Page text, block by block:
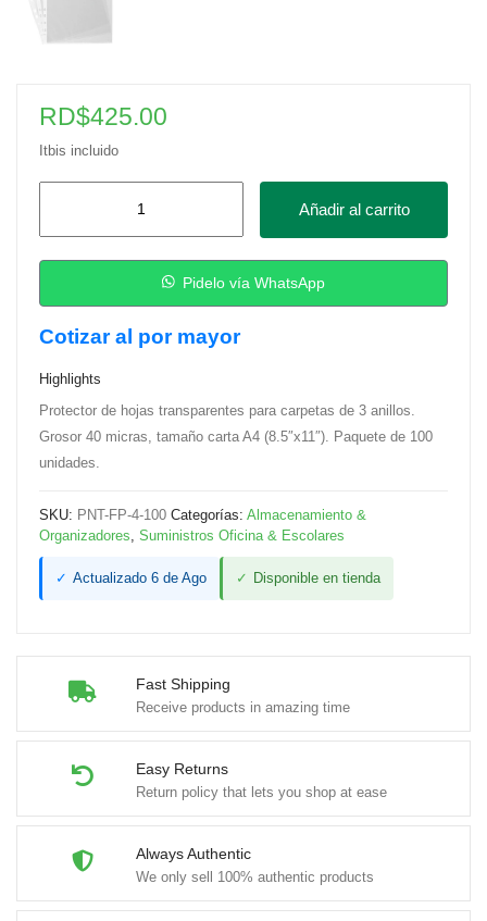
Fast Shipping
Receive products in amazing time
Easy Returns
Return policy that lets you shop at ease
Always Authentic
We only sell 100% authentic products
RD$425.00
Itbis incluido
Micra,
100
cantidad
Añadir al carrito
Pidelo vía WhatsApp
Cotizar al por mayor
Highlights
Protector de hojas transparentes para carpetas de 3 anillos.
Grosor 40 micras, tamaño carta A4 (8.5″x11″). Paquete de 100
unidades.
SKU: PNT-FP-4-100 Categorías: Almacenamiento &
Organizadores Suministros Oficina & Escolares
✓ Actualizado 6 de Ago ✓ Disponible en tienda